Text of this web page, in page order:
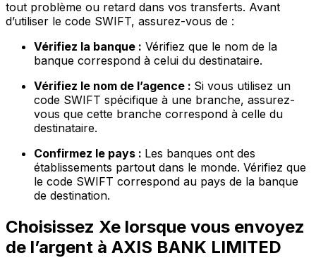
tout problème ou retard dans vos transferts. Avant
d’utiliser le code SWIFT, assurez-vous de :
Vérifiez la banque : Vérifiez que le nom de la
banque correspond à celui du destinataire.
Vérifiez le nom de l’agence : Si vous utilisez un
code SWIFT spécifique à une branche, assurez-
vous que cette branche correspond à celle du
destinataire.
Confirmez le pays : Les banques ont des
établissements partout dans le monde. Vérifiez que
le code SWIFT correspond au pays de la banque
de destination.
Choisissez Xe lorsque vous envoyez
de l’argent à AXIS BANK LIMITED